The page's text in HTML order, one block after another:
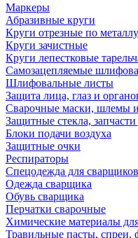
Маркеры
Абразивные круги
Круги отрезные по металлу
Круги зачистные
Круги лепестковые
Самозацепляемые
Шлифовальные листы
Защита лица, глаз и
Сварочные маски, шлемы
Защитные стекла,
Блоки подачи воздуха
Защитные очки
Респираторы
Спецодежда для сварщиков
Одежда сварщика
Обувь сварщика
Перчатки сварочные
Химические материалы
Травильные пасты,